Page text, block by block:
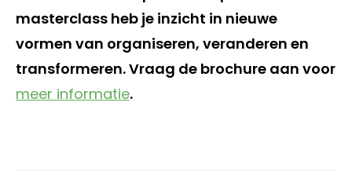
masterclass heb je inzicht in nieuwe
vormen van organiseren, veranderen en
transformeren. Vraag de brochure aan voor
meer informatie.